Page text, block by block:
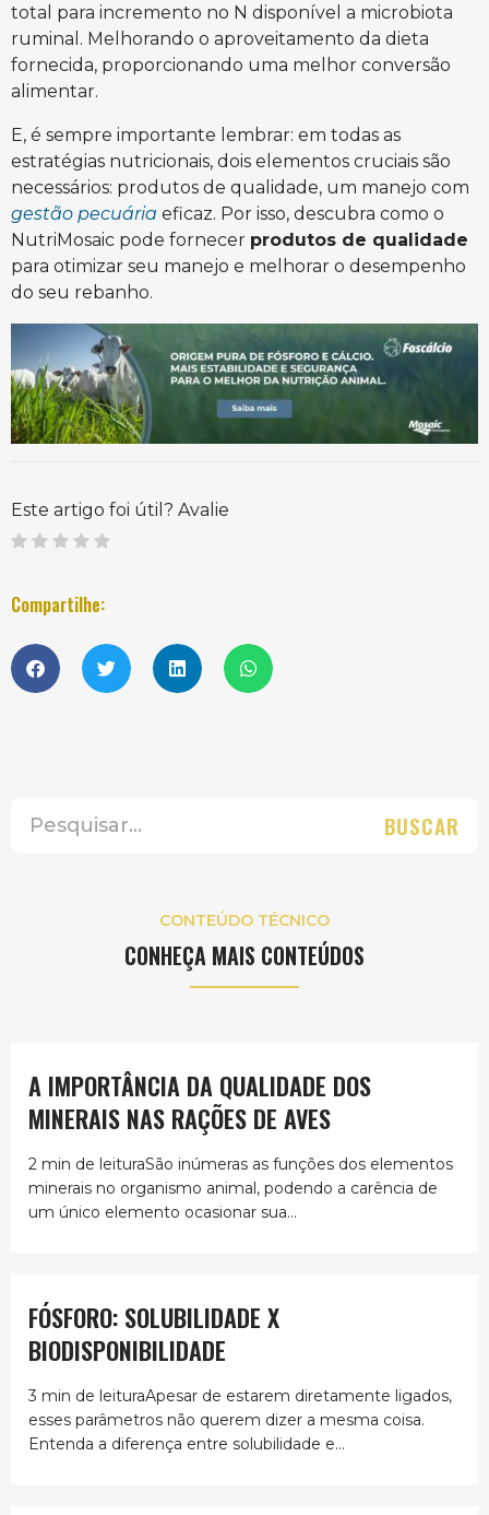
total para incremento no N disponível a microbiota
ruminal. Melhorando o aproveitamento da dieta
fornecida, proporcionando uma melhor conversão
alimentar.
E, é sempre importante lembrar: em todas as
estratégias nutricionais, dois elementos cruciais são
necessários: produtos de qualidade, um manejo com
gestão pecuária eficaz. Por isso, descubra como o
NutriMosaic pode fornecer produtos de qualidade
para otimizar seu manejo e melhorar o desempenho
do seu rebanho.
Este artigo foi útil? Avalie
Compartilhe:
BUSCAR
CONTEÚDO TÉCNICO
CONHEÇA MAIS CONTEÚDOS
A IMPORTÂNCIA DA QUALIDADE DOS
MINERAIS NAS RAÇÕES DE AVES
2 min de leituraSão inúmeras as funções dos elementos
minerais no organismo animal, podendo a carência de
um único elemento ocasionar sua...
FÓSFORO: SOLUBILIDADE X
BIODISPONIBILIDADE
3 min de leituraApesar de estarem diretamente ligados,
esses parâmetros não querem dizer a mesma coisa.
Entenda a diferença entre solubilidade e...